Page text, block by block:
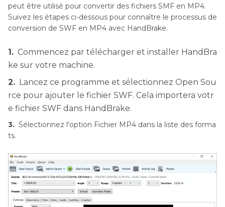
peut être utilisé pour convertir des fichiers SMF en MP4.
Suivez les étapes ci-dessous pour connaître le processus de
conversion de SWF en MP4 avec HandBrake.
1. Commencez par télécharger et installer HandBra
ke sur votre machine.
2. Lancez ce programme et sélectionnez Open Sou
rce pour ajouter le fichier SWF. Cela importera votr
e fichier SWF dans HandBrake.
3. Sélectionnez l'option Fichier MP4 dans la liste des forma
ts.